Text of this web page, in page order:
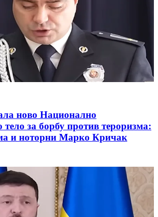
ново Национално
за борбу против тероризма:
и ноторни Марко Кричак